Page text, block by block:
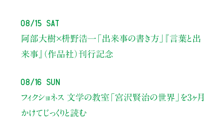
08/15 Sat
阿部大樹×枡野浩一 「出来事の書き方」
『言葉と出
来事』（作品社）刊行記念
08/16 Sun
フィクショネス 文学の教室 「宮沢賢治の世界」を3ヶ月
かけてじっくりと読む